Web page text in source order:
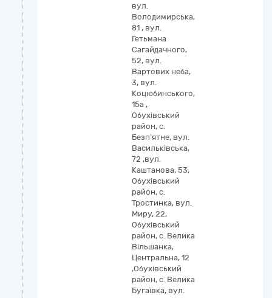
вул.
Володимирська,
81 , вул.
Гетьмана
Сагайдачного,
52, вул.
Вартових неба,
3, вул.
Коцюбинського,
15а ,
Обухівський
район, с.
Безп’ятне, вул.
Васильківська,
72 ,вул.
Каштанова, 53,
Обухівський
район, с.
Тростинка, вул.
Миру, 22,
Обухівський
район, с. Велика
Вільшанка,
Центральна, 12
,Обухівський
район, с. Велика
Бугаївка, вул.